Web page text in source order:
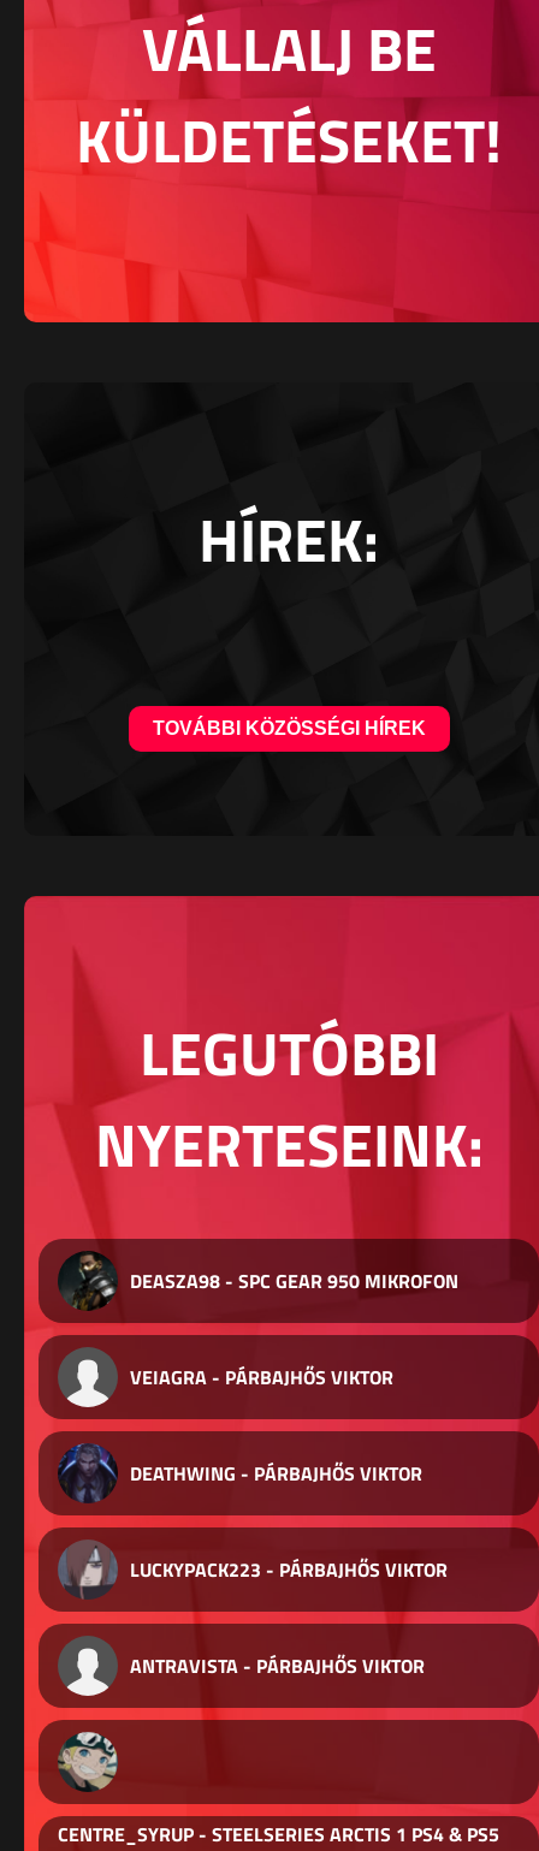
VÁLLALJ BE
KÜLDETÉSEKET!
HÍREK:
TOVÁBBI KÖZÖSSÉGI HÍREK
LEGUTÓBBI
NYERTESEINK:
DEASZA98 - SPC GEAR 950 MIKROFON
VEIAGRA - PÁRBAJHŐS VIKTOR
DEATHWING - PÁRBAJHŐS VIKTOR
LUCKYPACK223 - PÁRBAJHŐS VIKTOR
ANTRAVISTA - PÁRBAJHŐS VIKTOR
CENTRE_SYRUP - STEELSERIES ARCTIS 1 PS4 & PS5